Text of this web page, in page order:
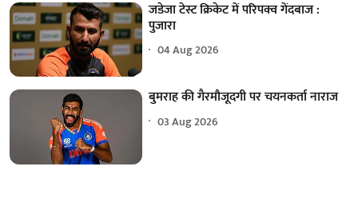
जडेजा टेस्ट क्रिकेट में परिपक्व गेंदबाज :
पुजारा
04 Aug 2026
बुमराह की गैरमौजूदगी पर चयनकर्ता नाराज
03 Aug 2026